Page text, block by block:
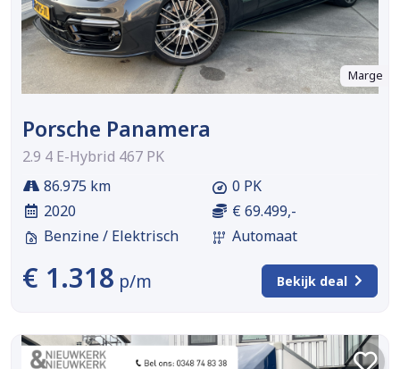
Marge
Porsche Panamera
2.9 4 E-Hybrid 467 PK
86.975 km
2020
Benzine / Elektrisch
0 PK
€ 69.499,-
Automaat
€ 1.318 p/m Bekijk deal